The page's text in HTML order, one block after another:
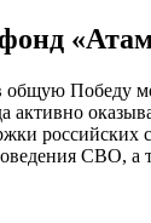
общую Победу
активно
российских
СВО, а